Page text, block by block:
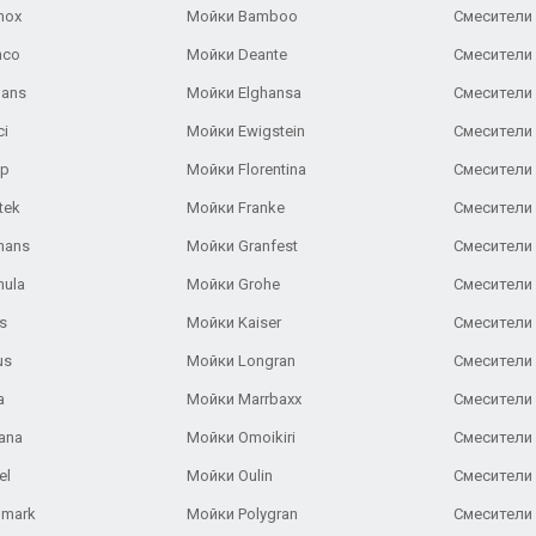
Мойки Bamboo
Мойки Deante
Мойки Elghansa
Мойки Ewigstein
Мойки Florentina
Мойки Franke
Мойки Granfest
Мойки Grohe
Мойки Kaiser
Мойки Longran
Мойки Marrbaxx
Мойки Omoikiri
Мойки Oulin
Мойки Polygran
Смесители
Смесители
Смесители
Смесители
Смесители
Смесители
Смесители
Смесители
Смесители
Смесители
Смесители
Смесители